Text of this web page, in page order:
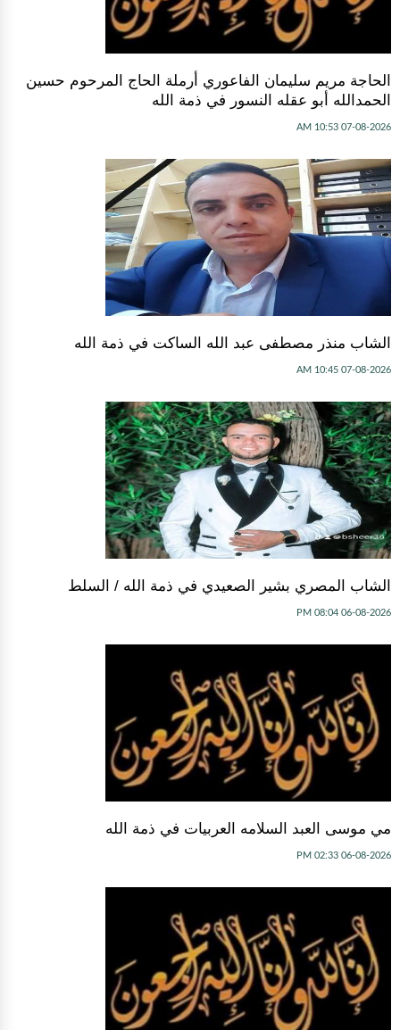
الحاجة مريم سليمان الفاعوري أرملة الحاج المرحوم حسين
الحمدالله أبو عقله النسور في ذمة الله
07-08-2026 10:53 AM
الشاب منذر مصطفى عبد الله الساكت في ذمة الله
07-08-2026 10:45 AM
الشاب المصري بشير الصعيدي في ذمة الله / السلط
06-08-2026 08:04 PM
مي موسى العبد السلامه العربيات في ذمة الله
06-08-2026 02:33 PM